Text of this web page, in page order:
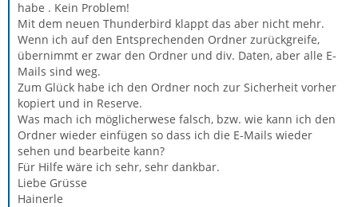
habe . Kein Problem!
Mit dem neuen Thunderbird klappt das aber nicht mehr.
Wenn ich auf den Entsprechenden Ordner zurückgreife,
übernimmt er zwar den Ordner und div. Daten, aber alle E-
Mails sind weg.
Zum Glück habe ich den Ordner noch zur Sicherheit vorher
kopiert und in Reserve.
Was mach ich möglicherwese falsch, bzw. wie kann ich den
Ordner wieder einfügen so dass ich die E-Mails wieder
sehen und bearbeite kann?
Für Hilfe wäre ich sehr, sehr dankbar.
Liebe Grüsse
Hainerle